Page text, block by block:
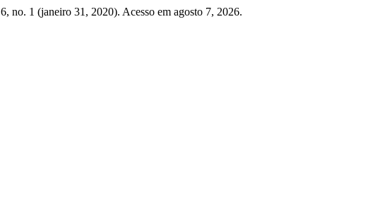
6, no. 1 (janeiro 31, 2020). Acesso em agosto 7, 2026.